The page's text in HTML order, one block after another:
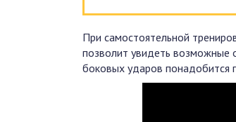
При самостоятельной
позволит увидеть возможные
боковых ударов понадобится